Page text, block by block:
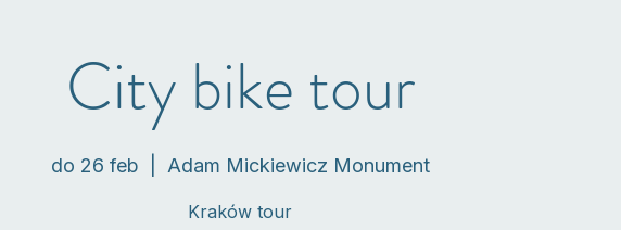
City bike tour
do 26 feb Adam Mickiewicz Monument
Kraków tour